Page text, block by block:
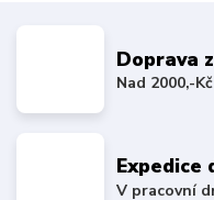
Doprava
Nad 2000,-Kč
Expedice
V pracovní